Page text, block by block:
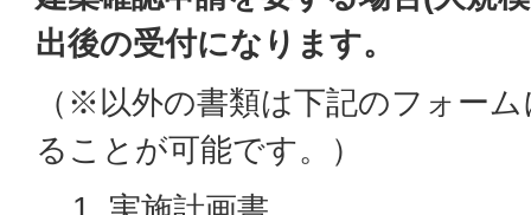
出後の受付になります。
（※以外の書類は下記のフォー
ることが可能です。）